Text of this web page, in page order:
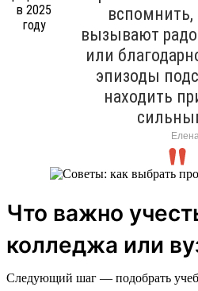
вызывают
или
эпизоды
находить
Что важно
колледжа или
Следующий шаг — подобрать